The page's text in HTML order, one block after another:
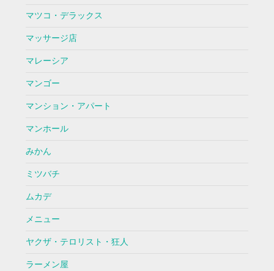
マツコ・デラックス
マッサージ店
マレーシア
マンゴー
マンション・アパート
マンホール
みかん
ミツバチ
ムカデ
メニュー
ヤクザ・テロリスト・狂人
ラーメン屋